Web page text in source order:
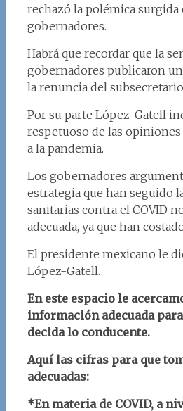
rechazó la polémica surgida
gobernadores.
Habrá que recordar que la
gobernadores publicaron
la renuncia del
Por su parte López-Gatell
respetuoso de las
a la pandemia.
Los gobernadores
estrategia que han seguido
sanitarias contra el COVID
adecuada, ya que han
El presidente mexicano le
López-Gatell.
En este espacio le
información adecuada
decida lo conducente.
Aquí las cifras para que
adecuadas:
*En materia de COVID, a